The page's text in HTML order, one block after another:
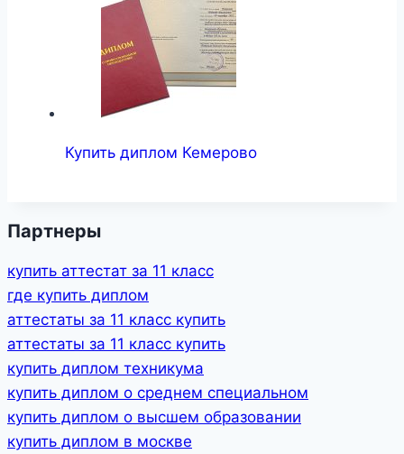
Купить диплом Кемерово
Партнеры
купить аттестат за 11 класс
где купить диплом
аттестаты за 11 класс купить
аттестаты за 11 класс купить
купить диплом техникума
купить диплом о среднем специальном
купить диплом о высшем образовании
купить диплом в москве